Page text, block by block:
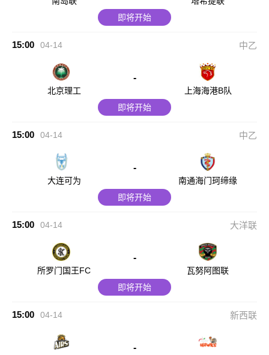
即将开始
15:00 04-14 中乙
北京理工
-
上海海港B队
即将开始
15:00 04-14 中乙
大连可为
-
南通海门珂缔缘
即将开始
15:00 04-14 大洋联
所罗门国王FC
-
瓦努阿图联
即将开始
15:00 04-14 新西联
-